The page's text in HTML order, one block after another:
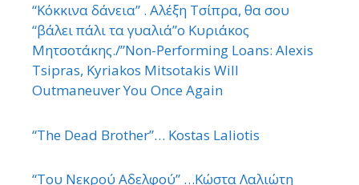
“Κόκκινα δάνεια” . Αλέξη Τσίπρα, θα σου
“βάλει πάλι τα γυαλιά”ο Κυριάκος
Μητσοτάκης./”Non-Performing Loans: Alexis
Tsipras, Kyriakos Mitsotakis Will
Outmaneuver You Once Again
“The Dead Brother”… Kostas Laliotis
“Του Νεκρού Αδελφού” …Κώστα Λαλιώτη